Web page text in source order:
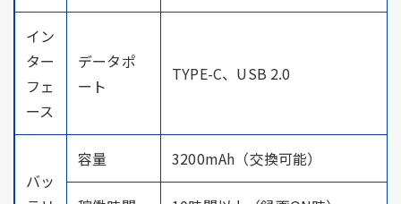
イン
ター
フェ
ース
データポ
ート
TYPE-C、USB 2.0
バッ
容量 3200mAh（交換可能）